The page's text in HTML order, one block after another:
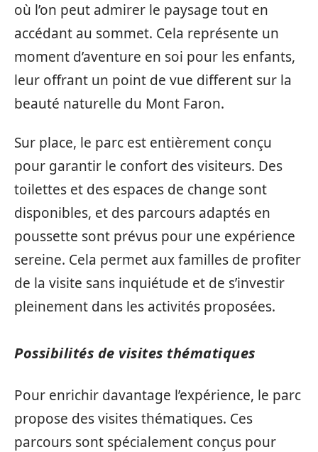
où l’on peut admirer le paysage tout en
accédant au sommet. Cela représente un
moment d’aventure en soi pour les enfants,
leur offrant un point de vue different sur la
beauté naturelle du Mont Faron.
Sur place, le parc est entièrement conçu
pour garantir le confort des visiteurs. Des
toilettes et des espaces de change sont
disponibles, et des parcours adaptés en
poussette sont prévus pour une expérience
sereine. Cela permet aux familles de profiter
de la visite sans inquiétude et de s’investir
pleinement dans les activités proposées.
Possibilités de visites thématiques
Pour enrichir davantage l’expérience, le parc
propose des visites thématiques. Ces
parcours sont spécialement conçus pour